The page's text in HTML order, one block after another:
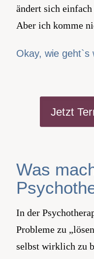
ändert sich
Aber ich komme
Okay, wie geht`s
Jetzt
Was
In der
Probleme zu
selbst wirklich zu